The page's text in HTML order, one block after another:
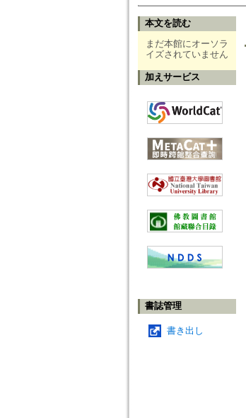
本文を読む
まだ本館にオーソラ
イズされていません
加えサービス
書誌管理
書き出し